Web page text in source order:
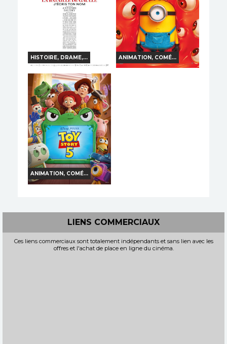
Réservation
Bande-annonce
Réservation
TOUT PUBLIC
HISTOIRE, DRAME,...
LA BATAILLE DE
GAULLE - PARTIE 2 :
J'ÉCRIS TON NOM
Horaires et Infos
Bande-annonce
Réservation
TOUT PUBLIC VF
ANIMATION, COMÉ...
ANIMATION, COMÉ...
Horaires et Infos
Bande-annonce
Réservation
LIENS COMMERCIAUX
Ces liens commerciaux sont totalement indépendants et sans lien avec les
offres et l'achat de place en ligne du cinéma.